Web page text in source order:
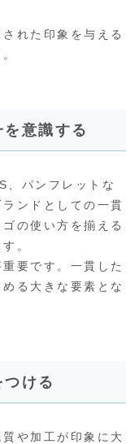
れた印象を与える
意識する
、パンフレットな
ンドとしての一貫
の使い方を揃える
。
要です。一貫した
る大きな要素とな
ける
や加工が印象に大